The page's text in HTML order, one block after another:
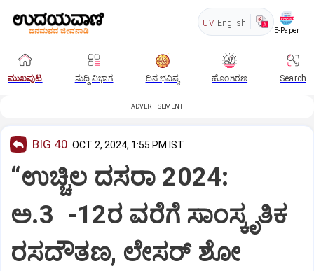
UV English
E-Paper
ಮುಖಪುಟ ಸುದ್ದಿ ವಿಭಾಗ ದಿನ ಭವಿಷ್ಯ ಹೊಂಗಿರಣ Search
ADVERTISEMENT
BIG 40 OCT 2, 2024, 1:55 PM IST
“ಉಚ್ಚಿಲ ದಸರಾ 2024:
ಅ.3 -12ರ ವರೆಗೆ ಸಾಂಸ್ಕೃತಿಕ
ರಸದೌತಣ, ಲೇಸರ್‌ ಶೋ